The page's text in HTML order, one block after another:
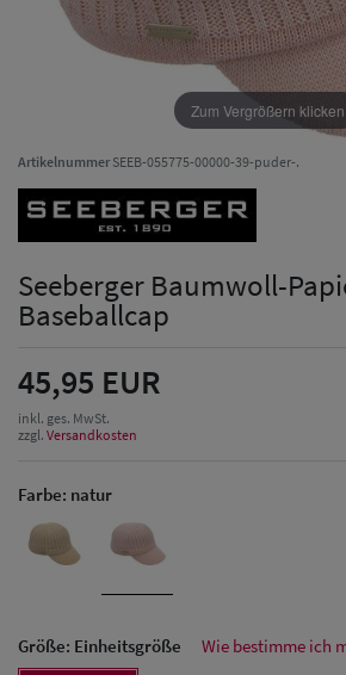
Zum Vergrößern klicken
ArtikelnummerSEEB-055775-00000-39-puder-.
Seeberger Baumwoll-
Baseballcap
45,95 EUR
inkl. ges. MwSt.
zzgl. Versandkosten
Farbe: natur
Größe: Einheitsgröße
Wie bestimme ich